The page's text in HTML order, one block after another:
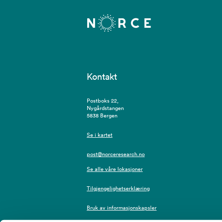
Kontakt
Postboks 22,
Nygårdstangen
5838 Bergen
Se i kartet
post@norceresearch.no
Se alle våre lokasjoner
Tilgjengelighetserklæring
Bruk av informasjonskapsler